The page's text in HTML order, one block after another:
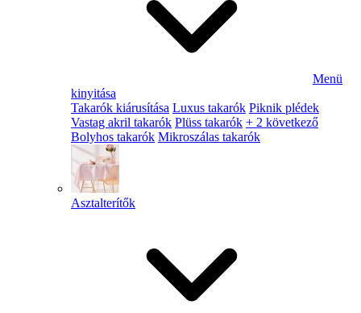
Menü
kinyitása
Takarók kiárusítása Luxus takarók Piknik plédek
Vastag akril takarók Plüss takarók + 2 következő
Bolyhos takarók Mikroszálas takarók
Asztalterítők